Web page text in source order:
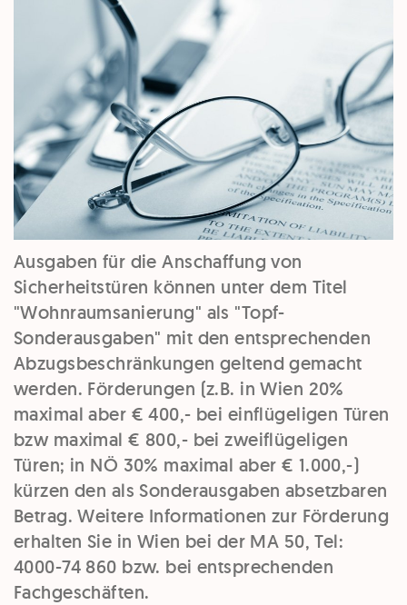
Ausgaben für die Anschaffung von
Sicherheitstüren können unter dem Titel
"Wohnraumsanierung" als "Topf-
Sonderausgaben" mit den entsprechenden
Abzugsbeschränkungen geltend gemacht
werden. Förderungen (z.B. in Wien 20%
maximal aber € 400,- bei einflügeligen Türen
bzw maximal € 800,- bei zweiflügeligen
Türen; in NÖ 30% maximal aber € 1.000,-)
kürzen den als Sonderausgaben absetzbaren
Betrag. Weitere Informationen zur Förderung
erhalten Sie in Wien bei der MA 50, Tel:
4000-74 860 bzw. bei entsprechenden
Fachgeschäften.